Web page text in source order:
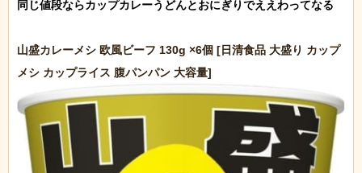
同じ値段ならカップカレーうどんとおにぎりでええわってなる
山盛カレーメシ 欧風ビーフ 130g ×6個 [日清食品 大盛り カップ